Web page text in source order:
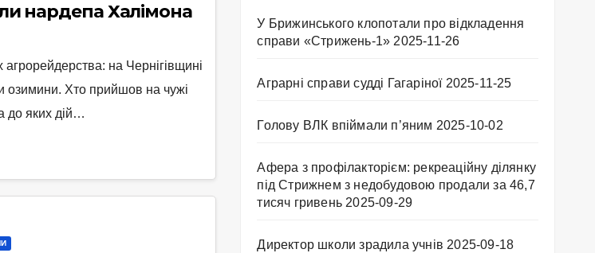
нардепа Халімона
на Чернігівщині
озимини. Хто прийшов на чужі
до яких дій…
У Брижинського клопотали про відкладення
справи «Стрижень-1» 2025-11-26
Аграрні справи судді Гагаріної 2025-11-25
Голову ВЛК впіймали п’яним 2025-10-02
Афера з профілакторієм: рекреаційну ділянку
під Стрижнем з недобудовою продали за 46,7
тисяч гривень 2025-09-29
Директор школи зрадила учнів 2025-09-18